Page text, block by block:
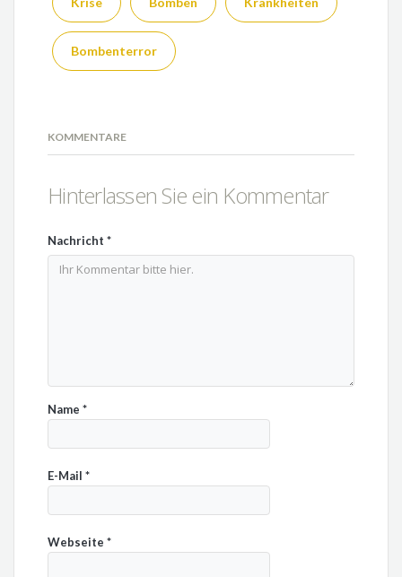
Bombenterror
KOMMENTARE
Hinterlassen Sie ein Kommentar
Nachricht*
Name*
E-Mail*
Webseite*